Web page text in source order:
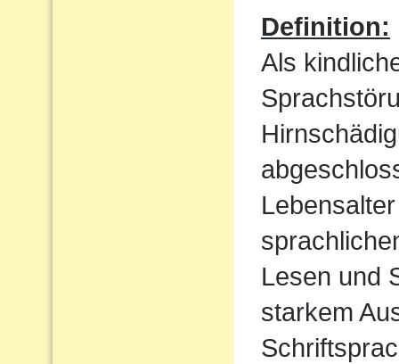
Definition:
Als
Lesen und
starkem